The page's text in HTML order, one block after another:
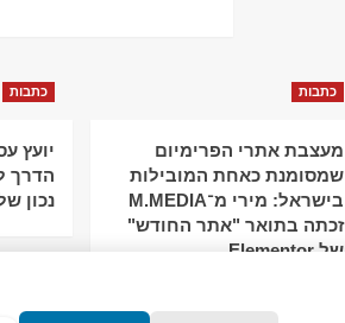
כתבות
מעצבת אתרי הפרימיום
שמסומנת כאחת המובילות
בישראל: מירי מ־M.MEDIA
זכתה בתואר "אתר החודש"
של Elementor
כתבות
יועץ
הדרך
נכון